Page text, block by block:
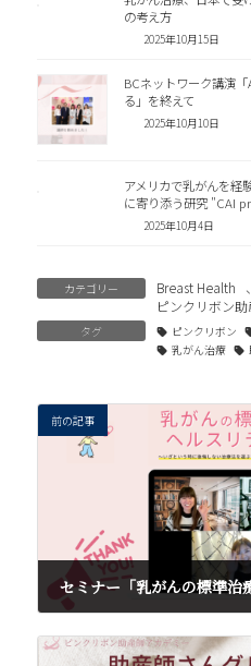
の考え方
2025年10月15日
BCネットワーク講演
る」を終えて
2025年10月10日
アメリカで乳がんを経
に寄り添う研究 "CAI
2025年10月4日
カテゴリー Breast Health 、
ピンクリボン
タグ ピンクリボン
乳がん治療
前の記事